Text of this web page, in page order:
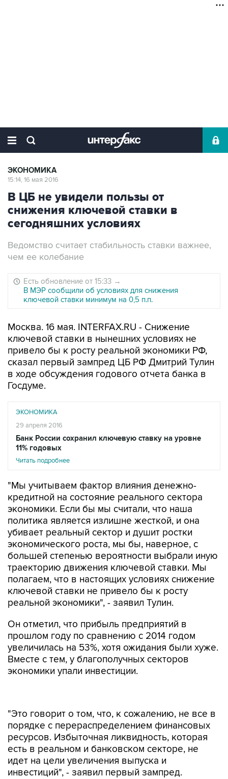
ЭКОНОМИКА
15:14, 16 мая 2016
В ЦБ не увидели пользы от
снижения ключевой ставки в
сегодняшних условиях
Ведомство считает стабильность ставки важнее,
чем ее колебание
Есть обновление от 15:33 →
В МЭР сообщили об условиях для снижения
ключевой ставки минимум на 0,5 п.п.
Москва. 16 мая. INTERFAX.RU - Снижение
ключевой ставки в нынешних условиях не
привело бы к росту реальной экономики РФ,
сказал первый зампред ЦБ РФ Дмитрий Тулин
в ходе обсуждения годового отчета банка в
Госдуме.
ЭКОНОМИКА
29 апреля 2016
Банк России сохранил ключевую ставку на уровне
11% годовых
Читать подробнее
"Мы учитываем фактор влияния денежно-
кредитной на состояние реального сектора
экономики. Если бы мы считали, что наша
политика является излишне жесткой, и она
убивает реальный сектор и душит ростки
экономического роста, мы бы, наверное, с
большей степенью вероятности выбрали иную
траекторию движения ключевой ставки. Мы
полагаем, что в настоящих условиях снижение
ключевой ставки не привело бы к росту
реальной экономики", - заявил Тулин.
Он отметил, что прибыль предприятий в
прошлом году по сравнению с 2014 годом
увеличилась на 53%, хотя ожидания были хуже.
Вместе с тем, у благополучных секторов
экономики упали инвестиции.
"Это говорит о том, что, к сожалению, не все в
порядке с перераспределением финансовых
ресурсов. Избыточная ликвидность, которая
есть в реальном и банковском секторе, не
идет на цели увеличения выпуска и
инвестиций", - заявил первый зампред.